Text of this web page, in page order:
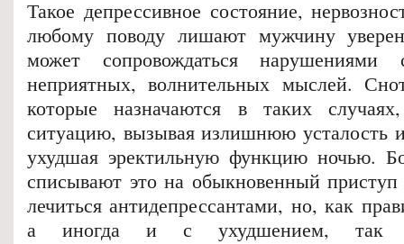
Такое депрессивное состояние,
любому поводу лишают мужчину
может сопровождаться
неприятных, волнительных мыслей.
которые назначаются в таких
ситуацию, вызывая излишнюю усталость
ухудшая эректильную функцию ночью.
списывают это на обыкновенный приступ
лечиться антидепрессантами, но, как
а иногда и с ухудшением, так